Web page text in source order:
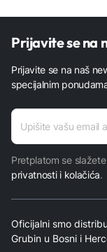
Prijavite se na
Prijavite se na naš
specijalnim
E-mail
adresa
Pretplatom se
privatnosti i kolačića.
Oficijalni smo
Grubin u Bosni i